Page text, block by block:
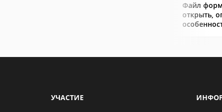
Файл
открыть,
УЧАСТИЕ